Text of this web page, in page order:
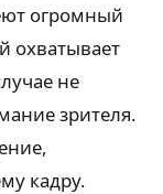
огромный
охватывает
не
зрителя.
кадру.